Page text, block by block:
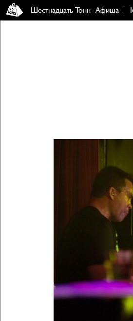
Шестнадцать Тонн Афиша